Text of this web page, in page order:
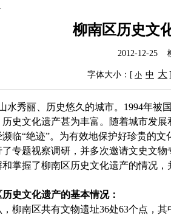
柳南区历史文
2012-12-25
字体大小：[ 小 中 大
秀丽、历史悠久的城市。 1994年被
史文化遗产甚为丰富。随着城市发
临“绝迹”。为有效地保护好珍贵的
了专题视察调研，并多次邀请文史文
掌握了柳南区历史文化遗产的情况，
史文化遗产的基本情况：
柳南区共有文物遗址36处63个点，其